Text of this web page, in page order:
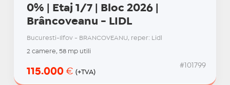
0% | Etaj 1/7 | Bloc 2026 |
Brâncoveanu - LIDL
Bucuresti-Ilfov - BRANCOVEANU, reper: Lidl
2 camere, 58 mp utili
115.000 € (+TVA)
#101799